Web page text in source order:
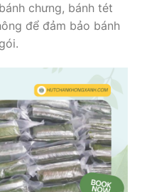
chưng, bánh tét
để đảm bảo bánh